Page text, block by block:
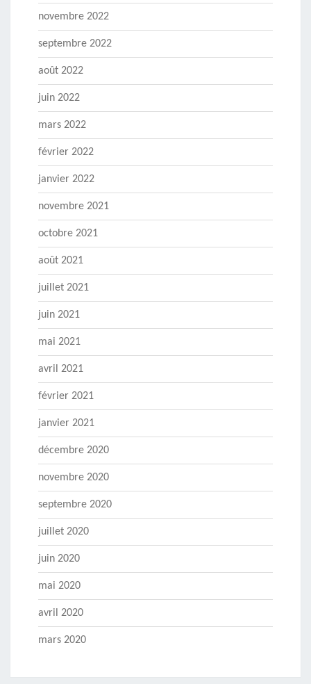
novembre 2022
septembre 2022
août 2022
juin 2022
mars 2022
février 2022
janvier 2022
novembre 2021
octobre 2021
août 2021
juillet 2021
juin 2021
mai 2021
avril 2021
février 2021
janvier 2021
décembre 2020
novembre 2020
septembre 2020
juillet 2020
juin 2020
mai 2020
avril 2020
mars 2020